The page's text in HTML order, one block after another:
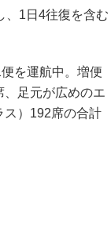
1日4往復を含む
を運航中。増便
足元が広めのエ
ス）192席の合計